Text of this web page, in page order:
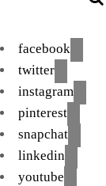
facebook
twitter
instagram
pinterest
snapchat
linkedin
youtube